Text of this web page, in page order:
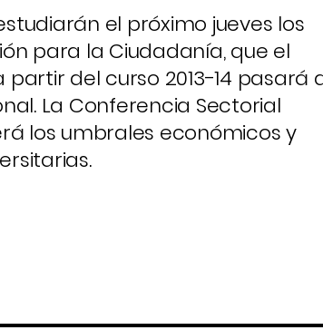
el próximo jueves los
para la Ciudadanía, que el
del curso 2013-14 pasará
La Conferencia Sectorial
los umbrales económicos y